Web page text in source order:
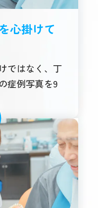
心掛けて
ではなく、丁
症例写真を9